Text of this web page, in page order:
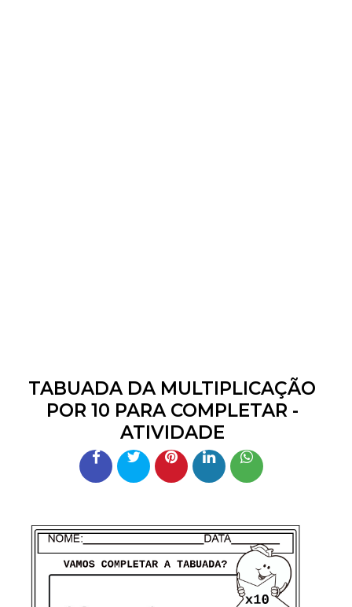
TABUADA DA MULTIPLICAÇÃO
POR 10 PARA COMPLETAR -
ATIVIDADE